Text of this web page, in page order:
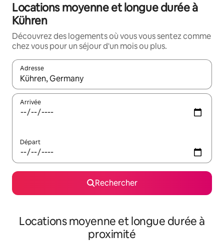
Locations moyenne et longue durée à
Kühren
Découvrez des logements où vous vous sentez comme
chez vous pour un séjour d'un mois ou plus.
Adresse
Lorsque les résultats s'affichent, utilisez les flèches vers le
Arrivée
Départ
Rechercher
Locations moyenne et longue durée à
proximité